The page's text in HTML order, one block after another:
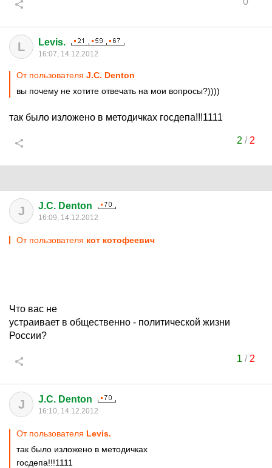
L Levis.
16:07, 14.12.2012
От пользователя J.C. Denton
вы почему не хотите отвечать на мои вопросы?))))
так было изложено в методичках госдепа!!!1111
2 / 2
J J.C. Denton
16:09, 14.12.2012
От пользователя кот котофеевич
Что вас не
устраивает в общественно - политической жизни
России?
1 / 2
J J.C. Denton
16:10, 14.12.2012
От пользователя Levis.
так было изложено в методичках
госдепа!!!1111